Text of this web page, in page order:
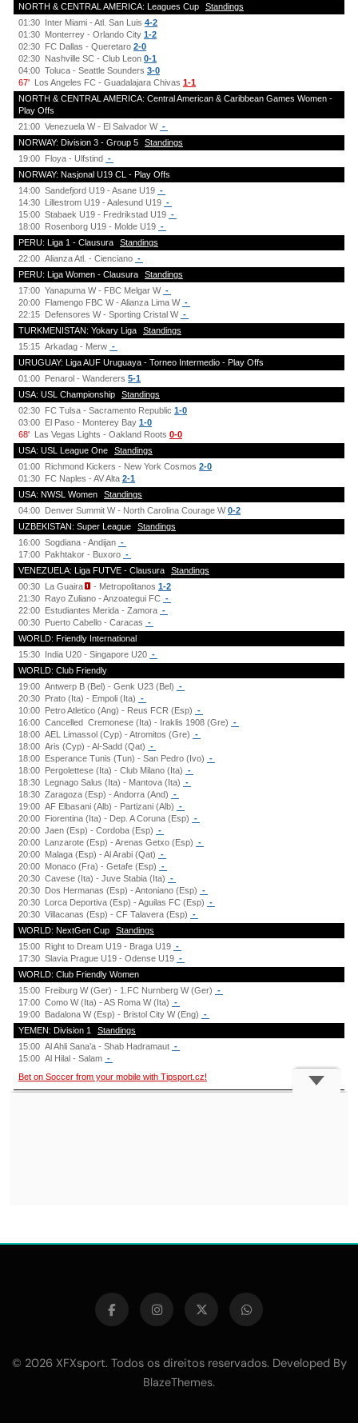
© 2026 XFXsport. Todos os direitos reservados. Developed By
BlazeThemes.